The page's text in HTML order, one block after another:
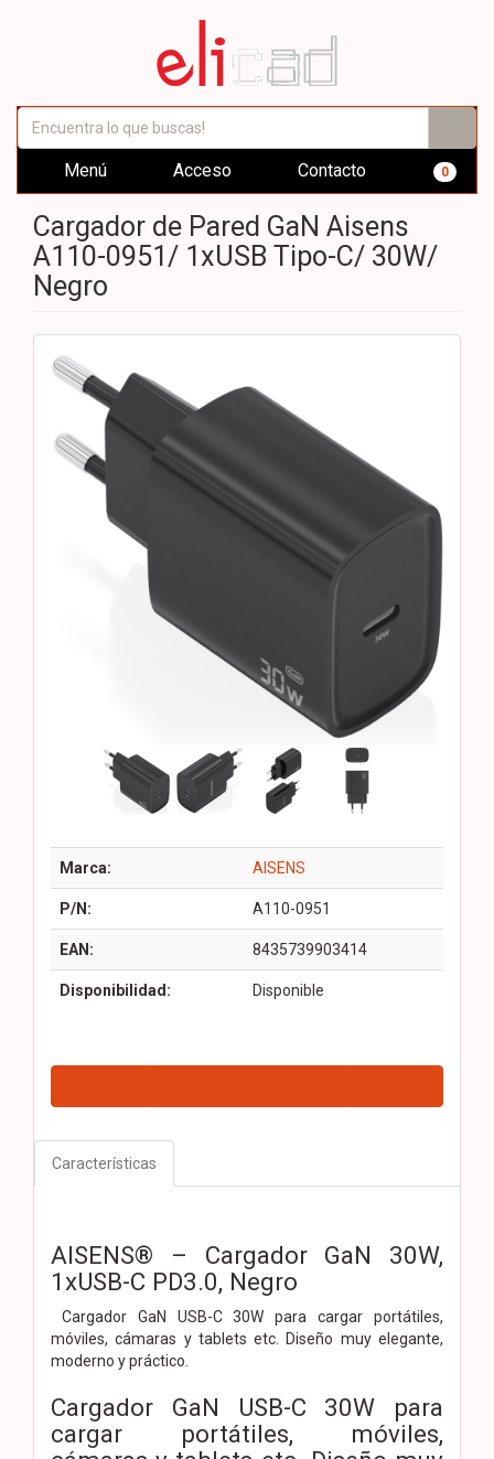
Menú Acceso Contacto 0
Cargador de Pared GaN Aisens
A110-0951/ 1xUSB Tipo-C/ 30W/
Negro
Marca: AISENS
P/N: A110-0951
EAN: 8435739903414
Disponibilidad: Disponible
Características
AISENS® – Cargador GaN 30W,
1xUSB-C PD3.0, Negro
Cargador GaN USB-C 30W para cargar portátiles,
móviles, cámaras y tablets etc. Diseño muy elegante,
moderno y práctico.
Cargador GaN USB-C 30W para
cargar portátiles, móviles,